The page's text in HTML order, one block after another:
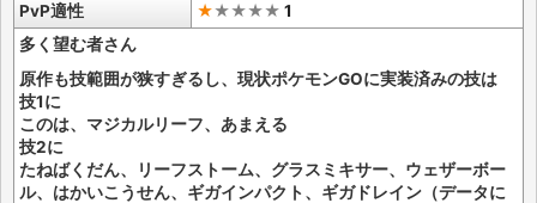
PvP適性
★★★★★ 1
多く望む者さん
原作も技範囲が狭すぎるし、現状ポケモンGOに実装済みの技は
技1に
このは、マジカルリーフ、あまえる
技2に
たねばくだん、リーフストーム、グラスミキサー、ウェザーボー
ル、はかいこうせん、ギガインパクト、ギガドレイン（データに